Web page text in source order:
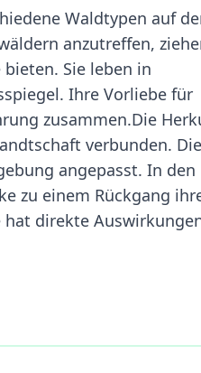
Waldtypen auf
anzutreffen,
Sie leben in
Ihre Vorliebe für
zusammen.Die
verbunden.
angepasst. In den
zu einem Rückgang
direkte